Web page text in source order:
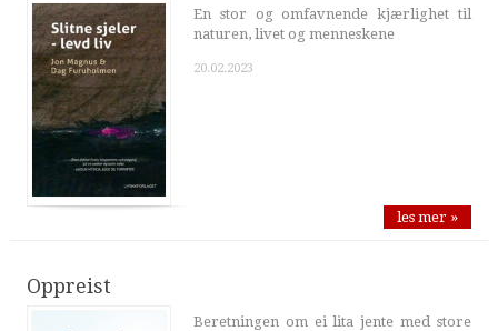
En stor og omfavnende kjærlighet til
naturen, livet og menneskene
20.02.2023
les mer »
Oppreist
Beretningen om ei lita jente med store